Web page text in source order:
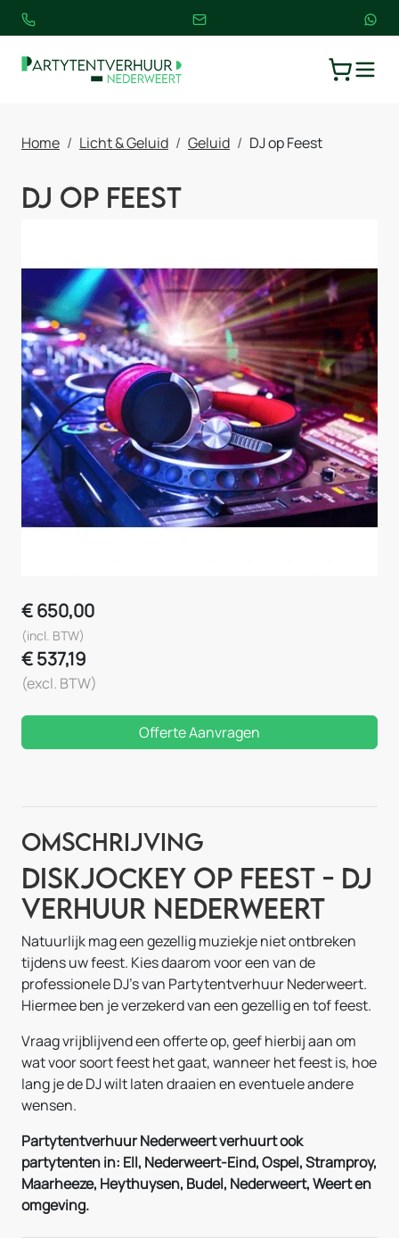
Home Licht & Geluid Geluid DJ op Feest
DJ op Feest
€650,00
(incl. BTW)
€537,19
(excl. BTW)
Offerte Aanvragen
Omschrijving
Diskjockey op Feest - DJ
verhuur Nederweert
Natuurlijk mag een gezellig muziekje niet ontbreken
tijdens uw feest. Kies daarom voor een van de
professionele DJ's van Partytentverhuur Nederweert.
Hiermee ben je verzekerd van een gezellig en tof feest.
Vraag vrijblijvend een offerte op, geef hierbij aan om
wat voor soort feest het gaat, wanneer het feest is, hoe
lang je de DJ wilt laten draaien en eventuele andere
wensen.
Partytentverhuur Nederweert verhuurt ook
partytenten in: Ell, Nederweert-Eind, Ospel, Stramproy,
Maarheeze, Heythuysen, Budel, Nederweert, Weert en
omgeving.